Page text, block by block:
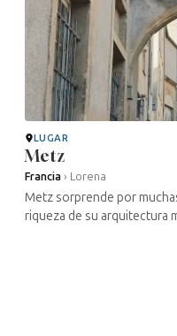
LUGAR
Metz
Francia › Lorena
Metz sorprende por
riqueza de su arquitectura